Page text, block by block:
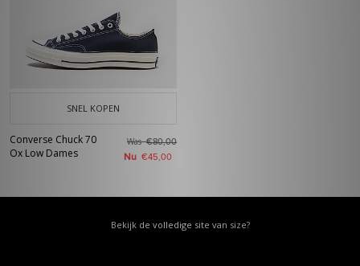
SNEL KOPEN
Converse Chuck 70
Ox Low Dames
Was€80,00
Nu €45,00
Bekijk de volledige site van size?